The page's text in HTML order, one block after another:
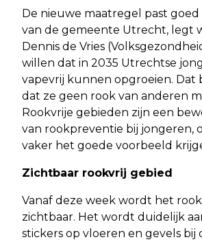
De nieuwe maatregel past goed
van de gemeente Utrecht, legt
Dennis de Vries
willen dat in 2035 Utrechtse
vapevrij kunnen opgroeien. Dat
dat ze geen rook van anderen
Rookvrije gebieden zijn een
van rookpreventie bij jongeren,
vaker het goede voorbeeld
Zichtbaar rookvrij gebied
Vanaf deze week wordt het
zichtbaar. Het wordt duidelijk
stickers op vloeren en gevels bij